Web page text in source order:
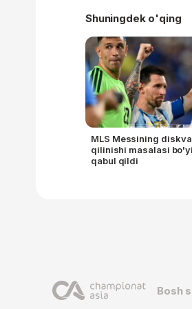
Shuningdek o'qing
MLS Messining
qilinishi masalasi
qabul qildi
Bosh